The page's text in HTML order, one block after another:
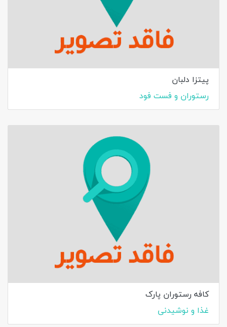
پیتزا دلبان
رستوران و فست فود
کافه رستوران پارک
غذا و نوشیدنی